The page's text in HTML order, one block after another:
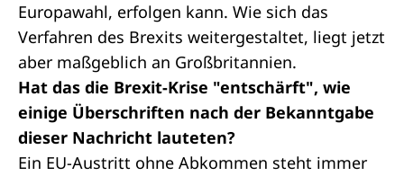
Europawahl, erfolgen kann. Wie sich das
Verfahren des Brexits weitergestaltet, liegt jetzt
aber maßgeblich an Großbritannien.
Hat das die Brexit-Krise "entschärft", wie
einige Überschriften nach der Bekanntgabe
dieser Nachricht lauteten?
Ein EU-Austritt ohne Abkommen steht immer